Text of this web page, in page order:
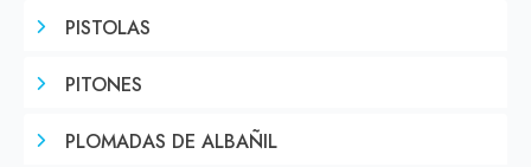
PISTOLAS
PITONES
PLOMADAS DE ALBAÑIL